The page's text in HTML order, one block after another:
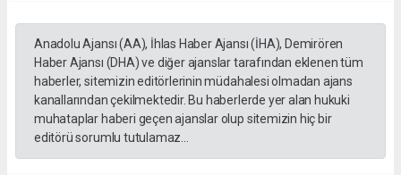
Anadolu Ajansı (AA), İhlas Haber Ajansı (İHA), Demirören
Haber Ajansı (DHA) ve diğer ajanslar tarafından eklenen tüm
haberler, sitemizin editörlerinin müdahalesi olmadan ajans
kanallarından çekilmektedir. Bu haberlerde yer alan hukuki
muhataplar haberi geçen ajanslar olup sitemizin hiç bir
editörü sorumlu tutulamaz...